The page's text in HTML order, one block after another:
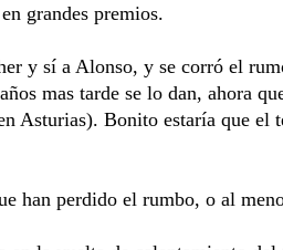
grandes premios.
y sí a Alonso, y se corró el
mas tarde se lo dan, ahora
Asturias). Bonito estaría que el
han perdido el rumbo, o al